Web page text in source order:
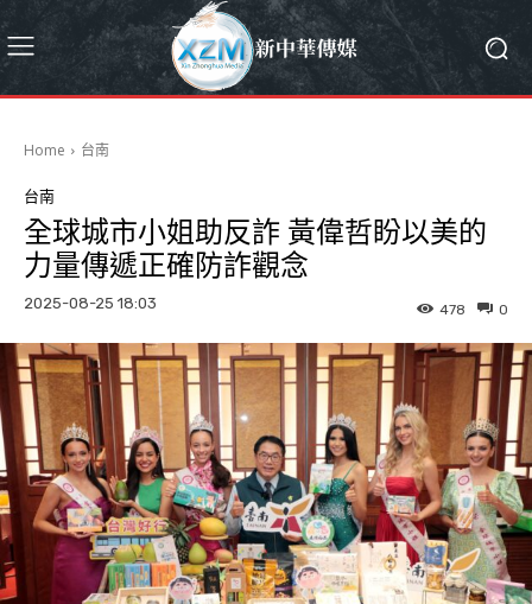
Home 台南
台南
全球城市小姐助反詐 黃偉哲盼以美的
力量傳遞正確防詐觀念
2025-08-25 18:03 0
478